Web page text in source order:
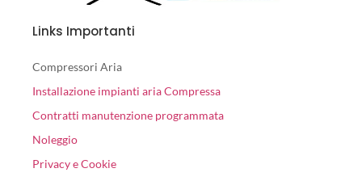
Links Importanti
Compressori Aria
Installazione impianti aria Compressa
Contratti manutenzione programmata
Noleggio
Privacy e Cookie